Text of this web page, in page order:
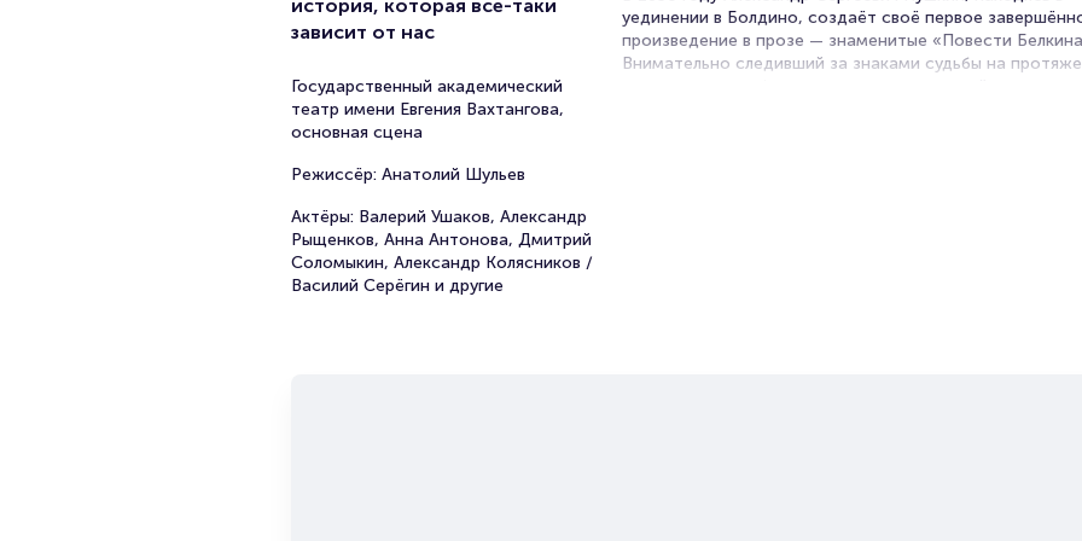
история, которая все-таки
зависит от нас
Государственный академический
театр имени Евгения Вахтангова,
основная сцена
Режиссёр: Анатолий Шульев
Актёры: Валерий Ушаков, Александр
Рыщенков, Анна Антонова, Дмитрий
Соломыкин, Александр Колясников /
Василий Серёгин и другие
уединении в Болдино, создаёт своё первое
произведение в прозе — знаменитые «Повести
Внимательно следивший за знаками судьбы на